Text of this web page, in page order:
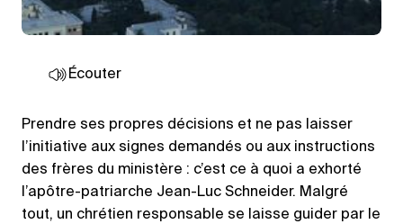
Écouter
Prendre ses propres décisions et ne pas laisser
l’initiative aux signes demandés ou aux instructions
des frères du ministère : c’est ce à quoi a exhorté
l’apôtre-patriarche Jean-Luc Schneider. Malgré
tout, un chrétien responsable se laisse guider par le